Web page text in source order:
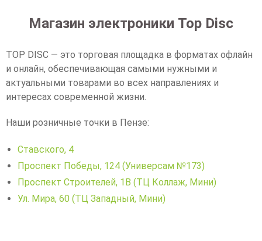
Магазин электроники Top Disc
TOP DISC — это торговая площадка в форматах офлайн
и онлайн, обеспечивающая самыми нужными и
актуальными товарами во всех направлениях и
интересах современной жизни.
Наши розничные точки в Пензе:
Ставского, 4
Проспект Победы, 124 (Универсам №173)
Проспект Строителей, 1В (ТЦ Коллаж, Мини)
Ул. Мира, 60 (ТЦ Западный, Мини)